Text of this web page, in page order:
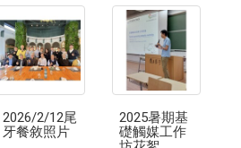
2026/2/12尾
牙餐敘照片
2025暑期基
礎觸媒工作